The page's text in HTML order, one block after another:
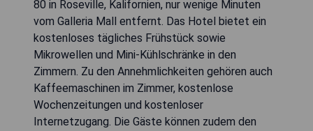
80 in Roseville, Kalifornien, nur wenige Minuten
vom Galleria Mall entfernt. Das Hotel bietet ein
kostenloses tägliches Frühstück sowie
Mikrowellen und Mini-Kühlschränke in den
Zimmern. Zu den Annehmlichkeiten gehören auch
Kaffeemaschinen im Zimmer, kostenlose
Wochenzeitungen und kostenloser
Internetzugang. Die Gäste können zudem den